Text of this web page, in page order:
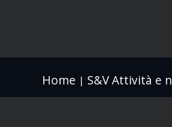
Home | S&V Attività e